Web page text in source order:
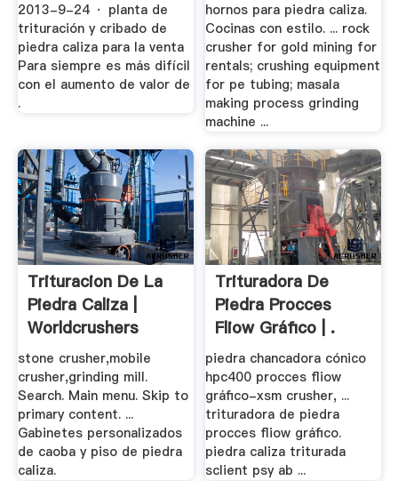
2013-9-24 · planta de
trituración y cribado de
piedra caliza para la venta
Para siempre es más difícil
con el aumento de valor de
.
hornos para piedra caliza.
Cocinas con estilo. ... rock
crusher for gold mining for
rentals; crushing equipment
for pe tubing; masala
making process grinding
machine ...
Trituracion De La
Piedra Caliza |
Worldcrushers
stone crusher,mobile
crusher,grinding mill.
Search. Main menu. Skip to
primary content. ...
Gabinetes personalizados
de caoba y piso de piedra
caliza.
Trituradora De
Piedra Procces
Fliow Gráfico | .
piedra chancadora cónico
hpc400 procces fliow
gráfico-xsm crusher, ...
trituradora de piedra
procces fliow gráfico.
piedra caliza triturada
sclient psy ab ...